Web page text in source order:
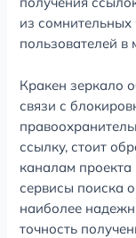
из сомнительных
пользователей в
Кракен зеркало
связи с
ссылку, стоит
каналам
сервисы поиска
наиболее
точность